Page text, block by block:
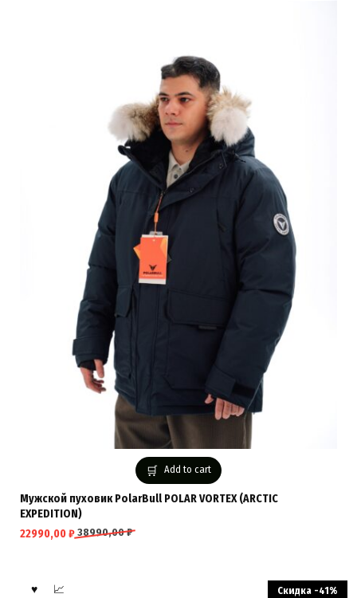
Add to cart
Мужской пуховик PolarBull POLAR VORTEX (ARCTIC
EXPEDITION)
38990,00₽
22990,00₽
Скидка -41%